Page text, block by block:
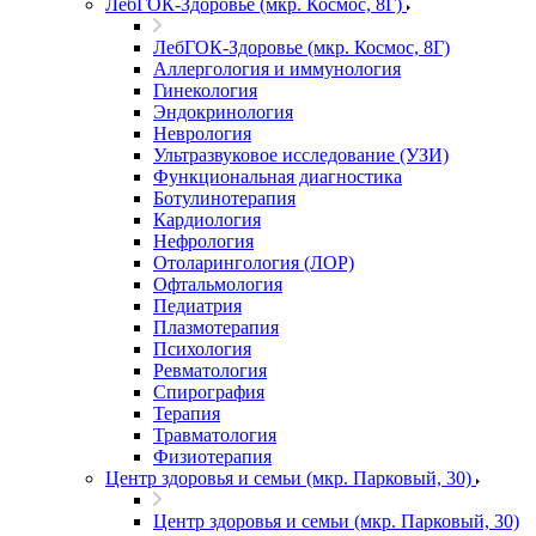
ЛебГОК-Здоровье (мкр. Космос, 8Г)
ЛебГОК-Здоровье (мкр. Космос, 8Г)
Аллергология и иммунология
Гинекология
Эндокринология
Неврология
Ультразвуковое исследование (УЗИ)
Функциональная диагностика
Ботулинотерапия
Кардиология
Нефрология
Отоларингология (ЛОР)
Офтальмология
Педиатрия
Плазмотерапия
Психология
Ревматология
Спирография
Терапия
Травматология
Физиотерапия
Центр здоровья и семьи (мкр. Парковый, 30)
Центр здоровья и семьи (мкр. Парковый, 30)